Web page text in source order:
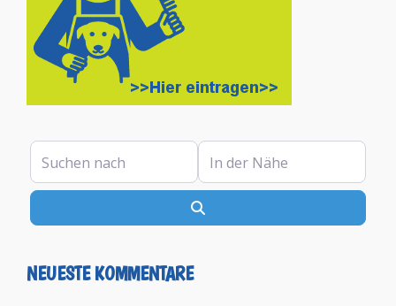
Suchen nach In der Nähe
NEUESTE KOMMENTARE